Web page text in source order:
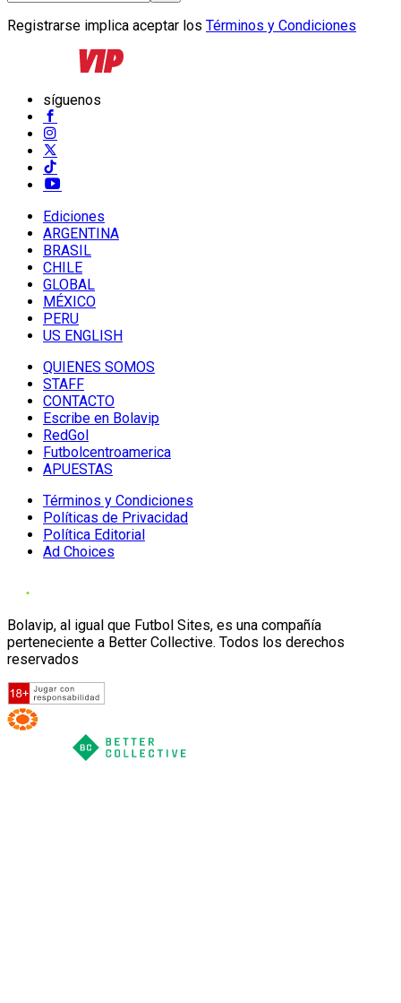
Registrarse implica aceptar los Términos y Condiciones
síguenos
Ediciones
ARGENTINA
BRASIL
CHILE
GLOBAL
MÉXICO
PERU
US ENGLISH
QUIENES SOMOS
STAFF
CONTACTO
Escribe en Bolavip
RedGol
Futbolcentroamerica
APUESTAS
Términos y Condiciones
Políticas de Privacidad
Política Editorial
Ad Choices
Bolavip, al igual que Futbol Sites, es una compañía
perteneciente a Better Collective. Todos los derechos
reservados